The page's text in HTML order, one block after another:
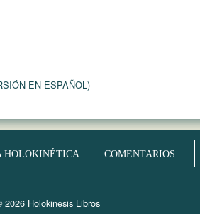
EN ESPAÑOL)
HOLOKINÉTICA COMENTARIOS
2026 Holokinesis Libros